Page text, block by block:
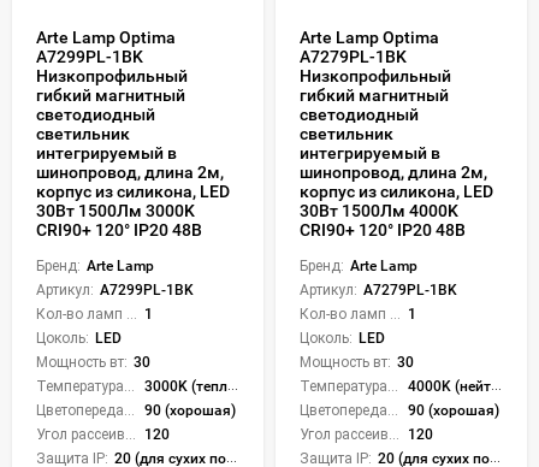
Arte Lamp Optima
A7299PL-1BK
Низкопрофильный
гибкий магнитный
светодиодный
светильник
интегрируемый в
шинопровод, длина 2м,
корпус из силикона, LED
30Вт 1500Лм 3000K
CRI90+ 120° IP20 48В
Бренд: Arte Lamp
Артикул: A7299PL-1BK
1
Цоколь: LED
Мощность вт: 30
3000K (теплый)
90 (хорошая)
120
Защита IP: 20 (для сухих пом.)
Arte Lamp Optima
A7279PL-1BK
Низкопрофильный
гибкий магнитный
светодиодный
светильник
интегрируемый в
шинопровод, длина 2м,
корпус из силикона, LED
30Вт 1500Лм 4000K
CRI90+ 120° IP20 48В
Бренд: Arte Lamp
Артикул: A7279PL-1BK
1
Цоколь: LED
Мощность вт: 30
4000K (нейтральный)
90 (хорошая)
120
Защита IP: 20 (для сухих пом.)